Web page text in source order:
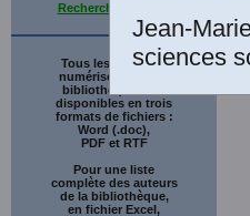
Recherche avancée
Tous les ouvrages
numérisés de cette
bibliothèque sont
disponibles en trois
formats de fichiers :
Word (.doc),
PDF et RTF
Pour une liste
complète des auteurs
de la bibliothèque,
en fichier Excel,
Jean-
sciences